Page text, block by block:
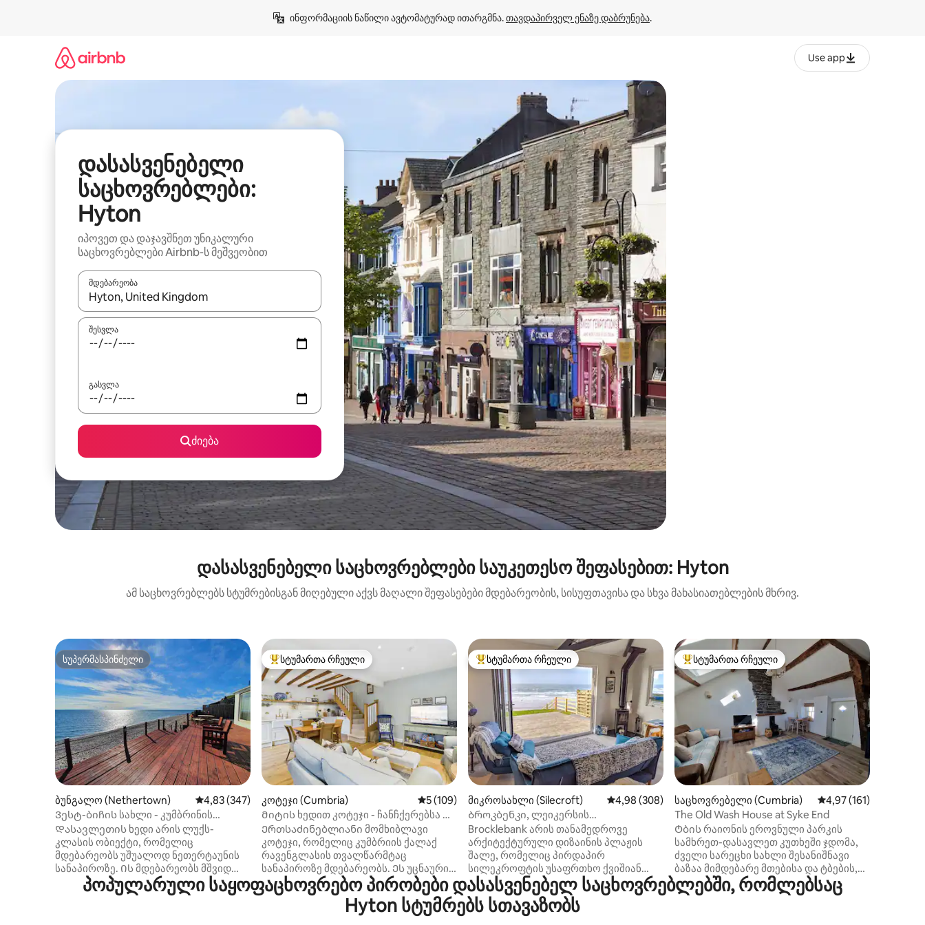
ინფორმაციის ნაწილი ავტომატურად ითარგმნა. თავდაპირველ ენაზე დაბრუნება.
Use app
დასასვენებელი
საცხოვრებლები:
Hyton
იპოვეთ და დაჯავშნეთ უნიკალური
საცხოვრებლები Airbnb-ს მეშვეობით
მდებარეობა
როცა შედეგები ხელმისაწვდომი გახდება, ნავიგაციისთვის გამოიყენეთ კლავიშები ზემოთ/ქვემოთ მიმართული ისრებით ან შეხებისა თუ თითის გასმის ჟესტები.
შესვლა
გასვლა
ძიება
დასასვენებელი საცხოვრებლები საუკეთესო შეფასებით: Hyton
ამ საცხოვრებლებს სტუმრებისგან მიღებული აქვს მაღალი შეფასებები მდებარეობის, სისუფთავისა და სხვა მახასიათებლების მხრივ.
სუპერმასპინძელი
სუპერმასპინძელი
ბუნგალო (Nethertown) საშუალო შეფასებაა 5‑დან 4,83, 347 მიმოხილვა
4,83 (347)
Ვესტ-ბიჩის სახლი - კუმბრინის
სანაპირო
Დასავლეთის ხედი არის ლუქს-
კლასის ობიექტი, რომელიც
მდებარეობს უშუალოდ ნეთერტაუნის
სანაპიროზე. Ის მდებარეობს მშვიდ
ადგილას, საიდანაც ზღვის საოცარი
ხედები იშლება. Მას აქვს ძაღლი
სტუმართა რჩეული მოწინავე ვარიანტი
სტუმართა რჩეული
კოტეჯი (Cumbria) საშუალო შეფასებაა 5‑დან 5, 109 მიმოხილვა
5 (109)
Მიტის ხედით კოტეჯი - ჩანჩქერებსა და
ზღვას შორის
Ერთსაძინებლიანი მომხიბლავი
კოტეჯი, რომელიც კუმბრიის ქალაქ
რავენგლასის თვალწარმტაც
სანაპიროზე მდებარეობს. Ეს უცნაური
დასვენება მომხიბვლელობისა და
თანამედროვე კომფორტის იდეალურ
ნაზავს გთავაზობთ, რაც წყვილებს ან
მარტო მოგზაურებს იდილიურ
სტუმართა რჩეული მოწინავე ვარიანტი
სტუმართა რჩეული
მიკროსახლი (Silecroft) საშუალო შეფასებაა 5‑დან 4,98, 308 მიმოხილვა
4,98 (308)
Ბროკბენკი, ლეიკერსის
რაიონი,სანაპიროს შალე,
Brocklebank არის თანამედროვე
არქიტექტურული დიზაინის პლაჟის
შალე, რომელიც პირდაპირ
სილეკროფტის უსაფრთხო ქვიშიან
პლაჟს გადაჰყურებს და ირლანდიის
ზღვისა თუ მომაჯადოებელი მზის
ჩასვლის განსაცვიფრებელი ხედებით
გამოირჩევა. ფონზეა ბლექ‑კომბი,
სტუმართა რჩეული მოწინავე ვარიანტი
სტუმართა რჩეული
საცხოვრებელი (Cumbria) საშუალო შეფასებაა
4,97 (161)
The Old Wash House at Syke End
Ტბის რაიონის ეროვნული პარკის
სამხრეთ-დასავლეთ კუთხეში ჯდომა,
ძველი სარეცხი სახლი შესანიშნავი
ბაზაა მიმდებარე მთებისა და ტბების,
ასევე კუმბრიის სამხრეთ და დასავლეთ
სანაპიროების შესასწავლად. 1600-იან
პოპულარული საყოფაცხოვრებო პირობები დასასვენებელ საცხოვრებლებში, რომლებსაც
Hyton სტუმრებს სთავაზობს